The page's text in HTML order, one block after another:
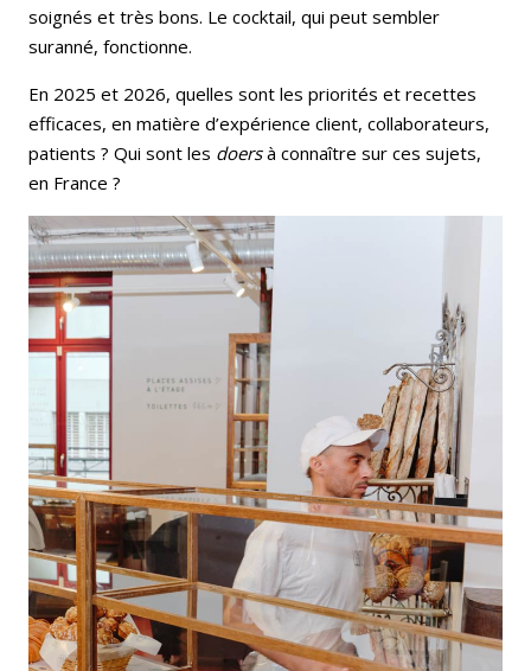
soignés et très bons. Le cocktail, qui peut sembler
suranné, fonctionne.
En 2025 et 2026, quelles sont les priorités et recettes
efficaces, en matière d’expérience client, collaborateurs,
patients ? Qui sont les doersà connaître sur ces sujets,
en France ?